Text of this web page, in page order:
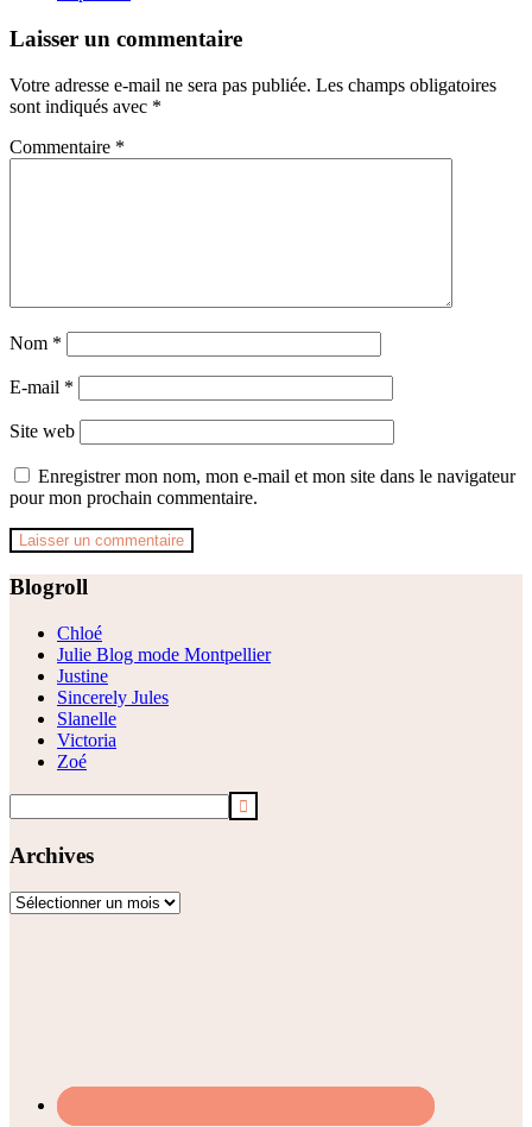
Laisser un commentaire
Votre adresse e-mail ne sera pas publiée. Les champs obligatoires
sont indiqués avec *
Commentaire *
Nom *
E-mail *
Site web
Enregistrer mon nom, mon e-mail et mon site dans le navigateur
pour mon prochain commentaire.
Footer
Blogroll
Chloé
Julie Blog mode Montpellier
Justine
Sincerely Jules
Slanelle
Victoria
Zoé
Archives
Archives